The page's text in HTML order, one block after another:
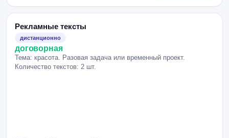
Рекламные тексты
дистанционно
договорная
Тема: красота. Разовая задача или временный проект.
Количество текстов: 2 шт.